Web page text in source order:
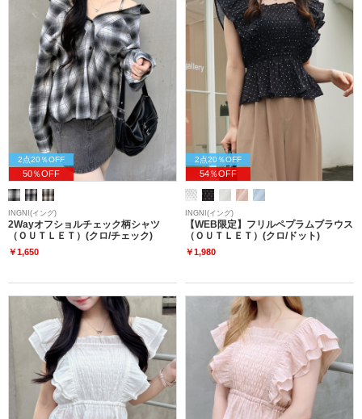
2点20％OFF
50％OFF
INGNI(イング)
2Wayオフショルチェック柄シャツ
（ＯＵＴＬＥＴ）(クロ/チェック)
￥1,650
2点20％OFF
54％OFF
INGNI(イング)
【WEB限定】フリルペプラムブラウス
（ＯＵＴＬＥＴ）(クロ/ドット)
￥1,980